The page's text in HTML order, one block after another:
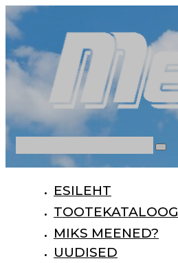
ESILEHT
TOOTEKATALOOG
MIKS MEENED?
UUDISED